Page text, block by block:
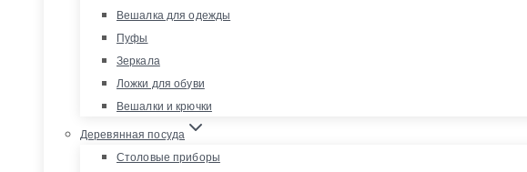
Вешалка для одежды
Пуфы
Зеркала
Ложки для обуви
Вешалки и крючки
Деревянная посуда
Столовые приборы